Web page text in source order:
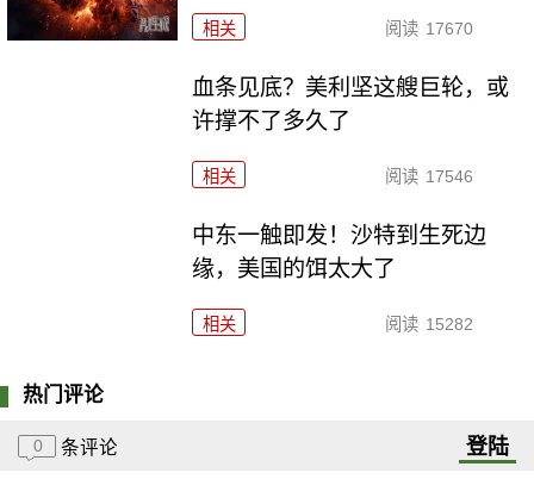
相关 阅读 17670
血条见底？美利坚这艘巨轮，或
许撑不了多久了
相关 阅读 17546
中东一触即发！沙特到生死边
缘，美国的饵太大了
相关 阅读 15282
热门评论
0 条评论 登陆